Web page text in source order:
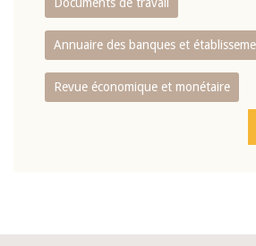
Annuaire des banques et
Revue économique et monétaire